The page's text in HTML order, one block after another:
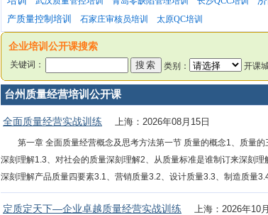
产质量控制培训
石家庄审核员培训 太原QC培训
企业培训公开课搜索
关键词： 类别： 开课
台州质量经营培训公开课
全面质量经营实战训练 上海：2026年08月15日
第一章 全面质量经营概念及思考方法第一节 质量的概念1、质量
深刻理解1.3、对社会的质量深刻理解2、从质量标准是谁制订来深刻
深刻理解产品质量四要素3.1、营销质量3.2、设计质量3.3、制造质量
定质定天下—企业卓越质量经营实战训练 上海：2026年10